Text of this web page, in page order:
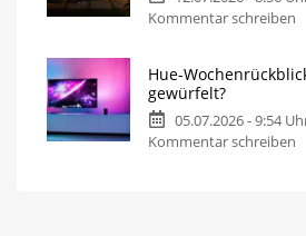
heut’
Mein
Kommentar schreiben
Hue-
gewürfelt?
05.07.2026 - 9:54
Kommentar schreiben